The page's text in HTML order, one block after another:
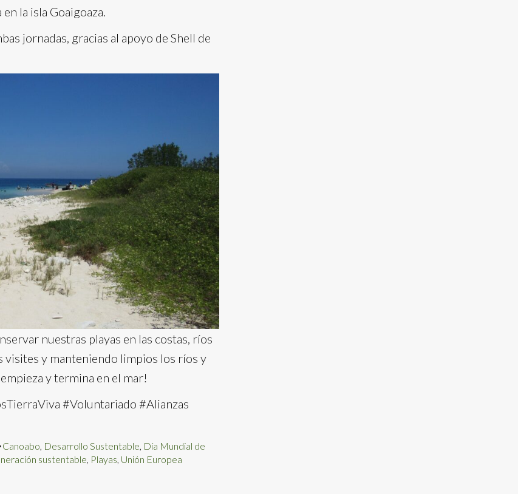
la isla Goaigoaza.
jornadas, gracias al apoyo de Shell de
nuestras playas en las costas, ríos
visites y manteniendo limpios los ríos y
y termina en el mar!
#Voluntariado #Alianzas
Canoabo Desarrollo Sustentable Día Mundial de
sustentable Playas Unión Europea